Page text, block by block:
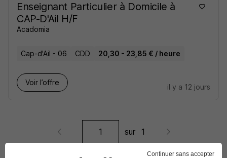
Enseignant Particulier à Domicile à
CAP-D'Ail H/F
Acadomia
Cap-d'Ail - 06 CDD 20,30 - 23,85 € / heure
Voir l’offre
il y a 12 jours
sur 1
Continuer sans accepter